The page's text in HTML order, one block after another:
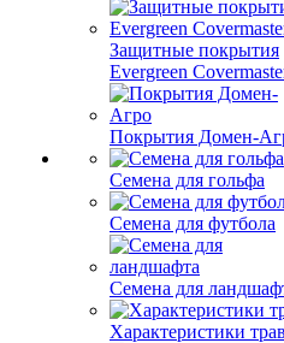
Защитные покрытия
Evergreen
Покрытия Домен-
Семена для гольфа
Семена для футбола
Семена для
Характеристики трав